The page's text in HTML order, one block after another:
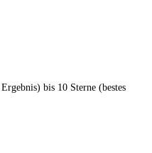
bis 10 Sterne (bestes